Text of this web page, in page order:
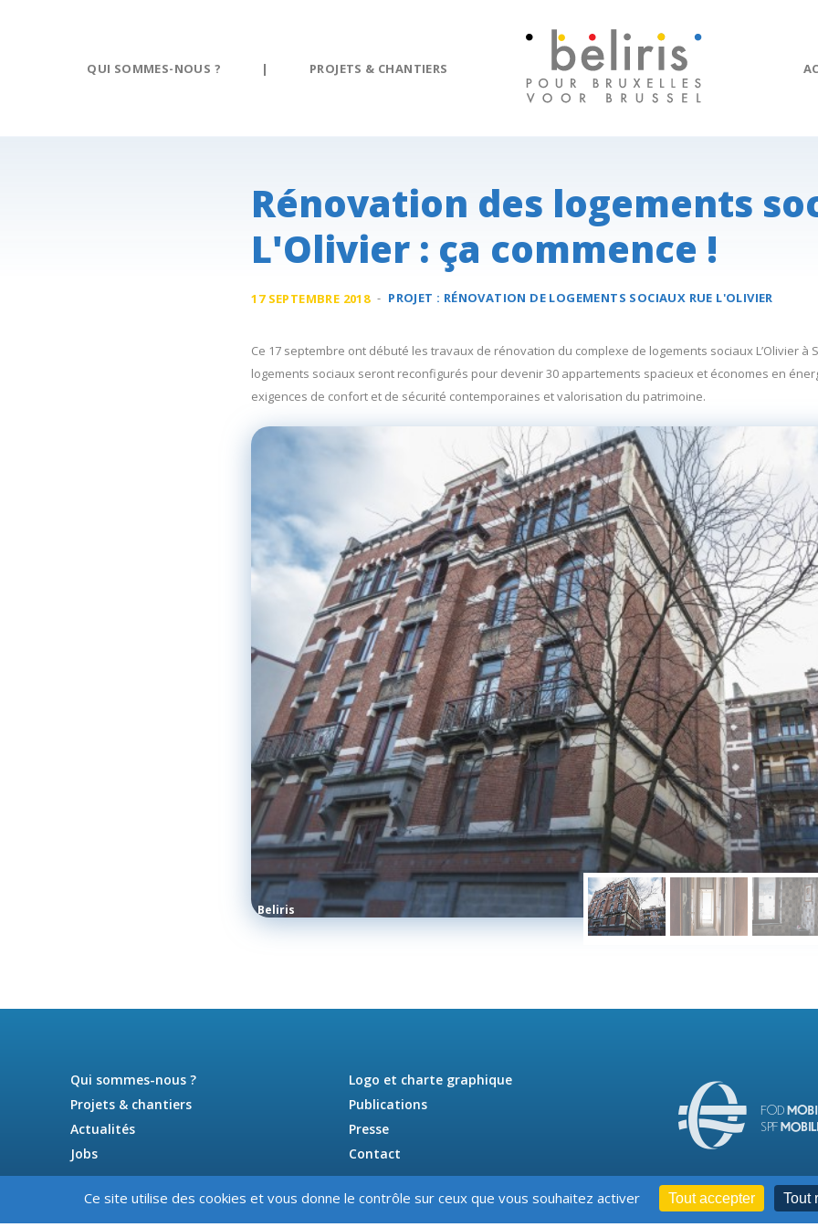
QUI SOMMES-NOUS ? | PROJETS & CHANTIERS
Rénovation des logements
L'Olivier : ça commence !
17 SEPTEMBRE 2018 - PROJET : RÉNOVATION DE LOGEMENTS SOCIAUX RUE L'OLIVIER
Ce 17 septembre ont débuté les travaux de rénovation du complexe de logements sociaux L’Olivier à
logements sociaux seront reconfigurés pour devenir 30 appartements spacieux et économes en
exigences de confort et de sécurité contemporaines et valorisation du patrimoine.
Beliris
Qui sommes-nous ?
Projets & chantiers
Actualités
Jobs
Logo et charte graphique
Publications
Presse
Contact
Ce site utilise des cookies et vous donne le contrôle sur ceux que vous souhaitez activer Tout accepter Tout